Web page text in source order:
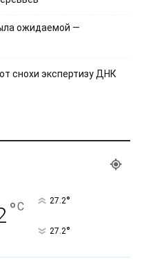
ожидаемой —
снохи экспертизу ДНК
°C 27.2°
27.2°